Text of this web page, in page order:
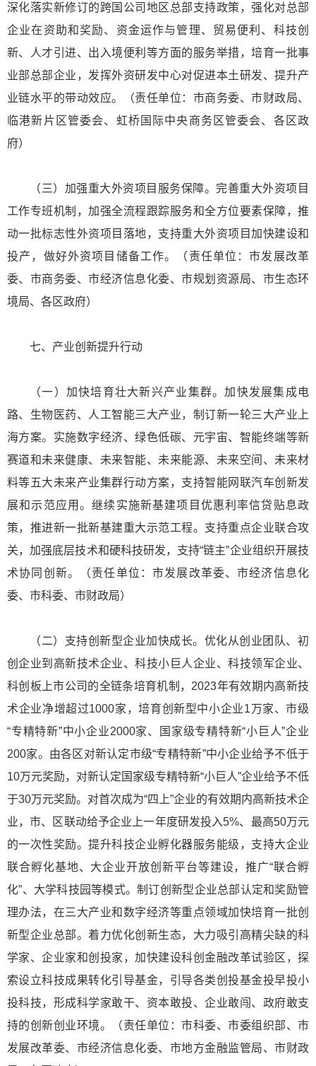
深化落实新修订的跨国公司地区总部支持政策，强化对总部
企业在资助和奖励、资金运作与管理、贸易便利、科技创
新、人才引进、出入境便利等方面的服务举措，培育一批事
业部总部企业，发挥外资研发中心对促进本土研发、提升产
业链水平的带动效应。（责任单位：市商务委、市财政局、
临港新片区管委会、虹桥国际中央商务区管委会、各区政
府）
（三）加强重大外资项目服务保障。完善重大外资项目
工作专班机制，加强全流程跟踪服务和全方位要素保障，推
动一批标志性外资项目落地，支持重大外资项目加快建设和
投产，做好外资项目储备工作。（责任单位：市发展改革
委、市商务委、市经济信息化委、市规划资源局、市生态环
境局、各区政府）
七、产业创新提升行动
（一）加快培育壮大新兴产业集群。加快发展集成电
路、生物医药、人工智能三大产业，制订新一轮三大产业上
海方案。实施数字经济、绿色低碳、元宇宙、智能终端等新
赛道和未来健康、未来智能、未来能源、未来空间、未来材
料等五大未来产业集群行动方案，支持智能网联汽车创新发
展和示范应用。继续实施新基建项目优惠利率信贷贴息政
策，推进新一批新基建重大示范工程。支持重点企业联合攻
关，加强底层技术和硬科技研发，支持“链主”企业组织开展技
术协同创新。（责任单位：市发展改革委、市经济信息化
委、市科委、市财政局）
（二）支持创新型企业加快成长。优化从创业团队、初
创企业到高新技术企业、科技小巨人企业、科技领军企业、
科创板上市公司的全链条培育机制，2023年有效期内高新技
术企业净增超过1000家，培育创新型中小企业1万家、市级
“专精特新”中小企业2000家、国家级专精特新“小巨人”企业
200家。由各区对新认定市级“专精特新”中小企业给予不低于
10万元奖励，对新认定国家级专精特新“小巨人”企业给予不低
于30万元奖励。对首次成为“四上”企业的有效期内高新技术企
业，市、区联动给予企业上一年度研发投入5%、最高50万元
的一次性奖励。提升科技企业孵化器服务能级，支持大企业
联合孵化基地、大企业开放创新平台等建设，推广“联合孵
化”、大学科技园等模式。制订创新型企业总部认定和奖励管
理办法，在三大产业和数字经济等重点领域加快培育一批创
新型企业总部。着力优化创新生态，大力吸引高精尖缺的科
学家、企业家和创投家，加快建设科创金融改革试验区，探
索设立科技成果转化引导基金，引导各类创投基金投早投小
投科技，形成科学家敢干、资本敢投、企业敢闯、政府敢支
持的创新创业环境。（责任单位：市科委、市委组织部、市
发展改革委、市经济信息化委、市地方金融监管局、市财政